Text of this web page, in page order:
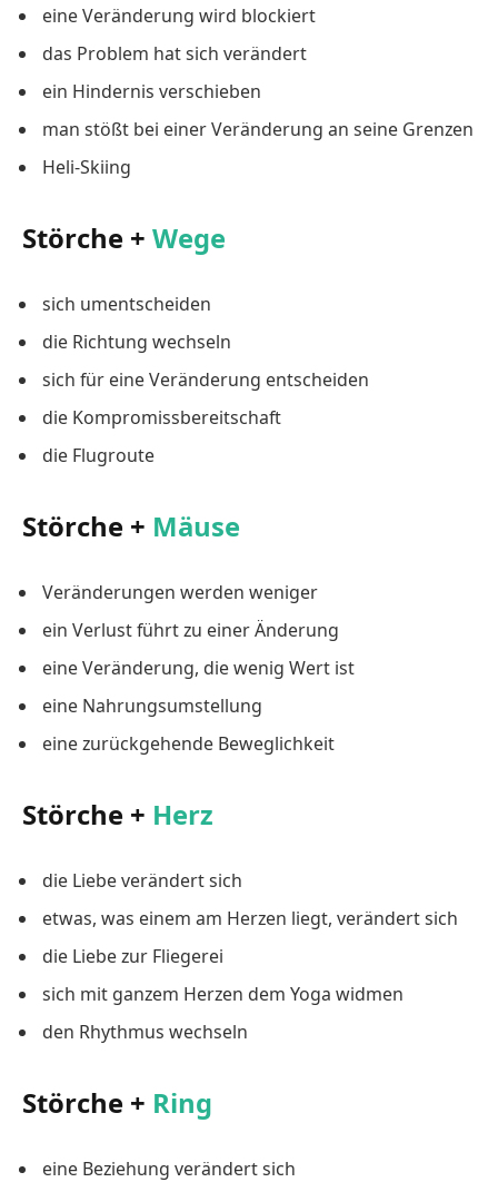
eine Veränderung wird blockiert
das Problem hat sich verändert
ein Hindernis verschieben
man stößt bei einer Veränderung an seine Grenzen
Heli-Skiing
Störche + Wege
sich umentscheiden
die Richtung wechseln
sich für eine Veränderung entscheiden
die Kompromissbereitschaft
die Flugroute
Störche + Mäuse
Veränderungen werden weniger
ein Verlust führt zu einer Änderung
eine Veränderung, die wenig Wert ist
eine Nahrungsumstellung
eine zurückgehende Beweglichkeit
Störche + Herz
die Liebe verändert sich
etwas, was einem am Herzen liegt, verändert sich
die Liebe zur Fliegerei
sich mit ganzem Herzen dem Yoga widmen
den Rhythmus wechseln
Störche + Ring
eine Beziehung verändert sich